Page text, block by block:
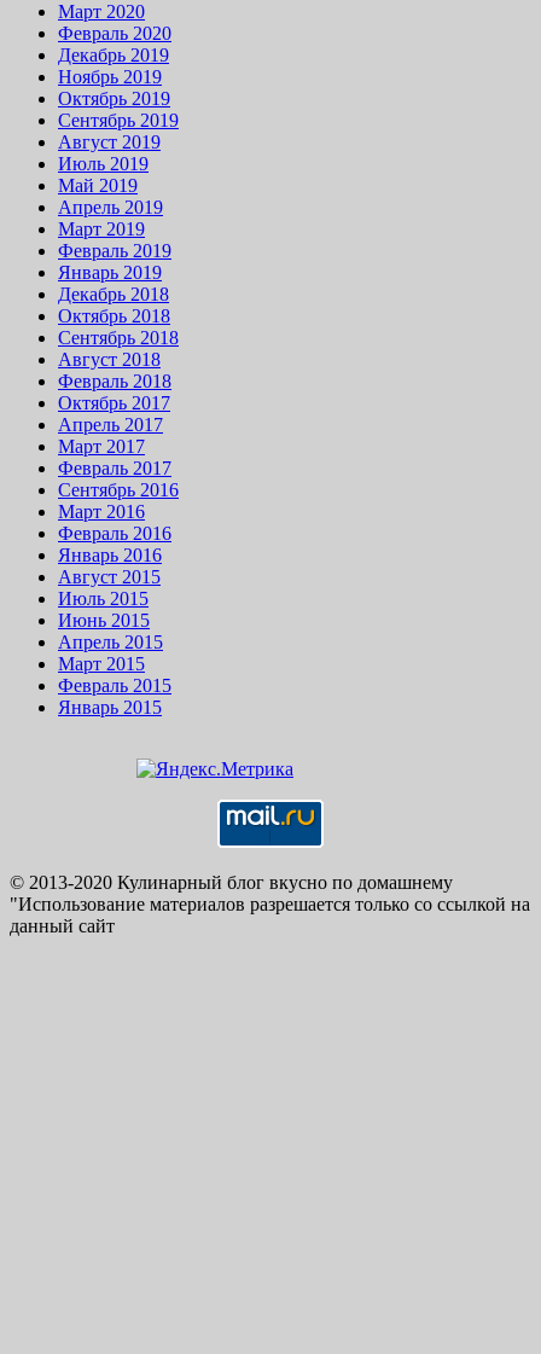
Март 2020
Февраль 2020
Декабрь 2019
Ноябрь 2019
Октябрь 2019
Сентябрь 2019
Август 2019
Июль 2019
Май 2019
Апрель 2019
Март 2019
Февраль 2019
Январь 2019
Декабрь 2018
Октябрь 2018
Сентябрь 2018
Август 2018
Февраль 2018
Октябрь 2017
Апрель 2017
Март 2017
Февраль 2017
Сентябрь 2016
Март 2016
Февраль 2016
Январь 2016
Август 2015
Июль 2015
Июнь 2015
Апрель 2015
Март 2015
Февраль 2015
Январь 2015
© 2013-2020 Кулинарный блог вкусно по домашнему
"Использование материалов разрешается только со ссылкой на
данный сайт